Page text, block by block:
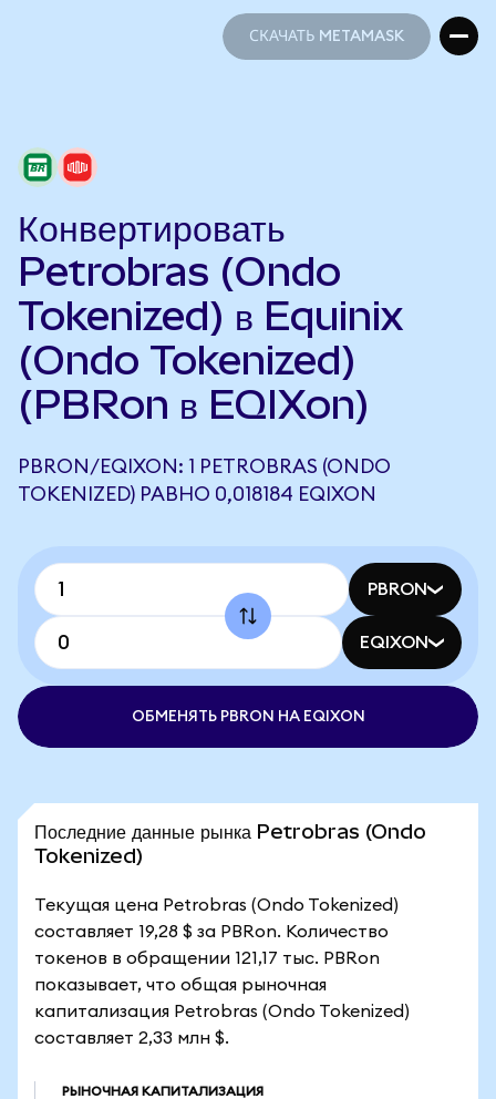
СКАЧАТЬ METAMASK
Конвертировать
Petrobras (Ondo
Tokenized) в Equinix
(Ondo Tokenized)
(PBRon в EQIXon)
PBRON/EQIXON: 1 PETROBRAS (ONDO
TOKENIZED) РАВНО 0,018184 EQIXON
PBRON
EQIXON
ОБМЕНЯТЬ PBRON НА EQIXON
Последние данные рынка Petrobras (Ondo
Tokenized)
Текущая цена Petrobras (Ondo Tokenized)
составляет 19,28 $ за PBRon. Количество
токенов в обращении 121,17 тыс. PBRon
показывает, что общая рыночная
капитализация Petrobras (Ondo Tokenized)
составляет 2,33 млн $.
РЫНОЧНАЯ КАПИТАЛИЗАЦИЯ